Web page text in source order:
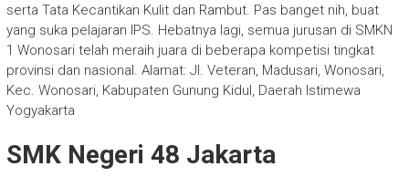
serta Tata Kecantikan Kulit dan Rambut. Pas banget nih, buat
yang suka pelajaran IPS. Hebatnya lagi, semua jurusan di SMKN
1 Wonosari telah meraih juara di beberapa kompetisi tingkat
provinsi dan nasional. Alamat: Jl. Veteran, Madusari, Wonosari,
Kec. Wonosari, Kabupaten Gunung Kidul, Daerah Istimewa
Yogyakarta
SMK Negeri 48 Jakarta